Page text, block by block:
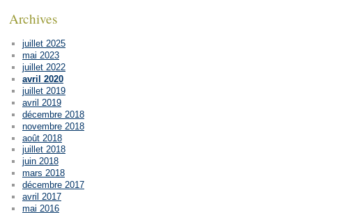
Archives
juillet 2025
mai 2023
juillet 2022
avril 2020
juillet 2019
avril 2019
décembre 2018
novembre 2018
août 2018
juillet 2018
juin 2018
mars 2018
décembre 2017
avril 2017
mai 2016